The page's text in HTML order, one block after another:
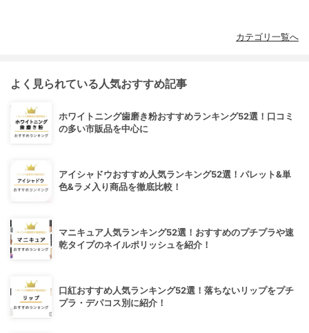
カテゴリ一覧へ
よく見られている人気おすすめ記事
ホワイトニング歯磨き粉おすすめランキング52選！口コミ
の多い市販品を中心に
アイシャドウおすすめ人気ランキング52選！パレット&単
色&ラメ入り商品を徹底比較！
マニキュア人気ランキング52選！おすすめのプチプラや速
乾タイプのネイルポリッシュを紹介！
口紅おすすめ人気ランキング52選！落ちないリップをプチ
プラ・デパコス別に紹介！